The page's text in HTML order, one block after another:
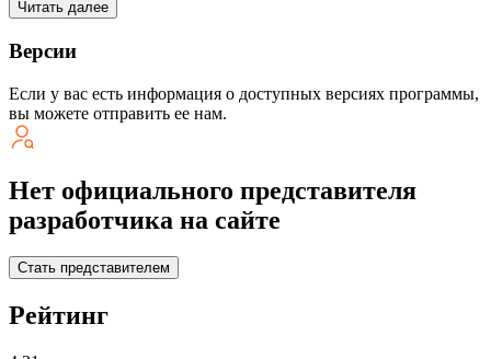
Читать далее
Версии
Если у вас есть информация о доступных версиях программы,
вы можете отправить ее нам.
Нет официального представителя
разработчика на сайте
Стать представителем
Рейтинг